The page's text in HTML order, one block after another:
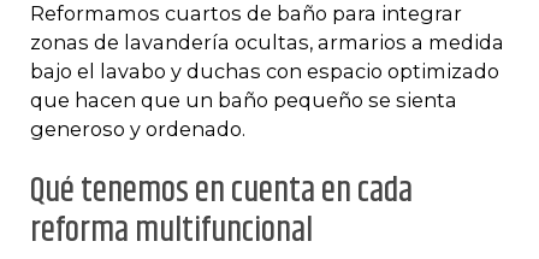
Reformamos cuartos de baño para integrar
zonas de lavandería ocultas, armarios a medida
bajo el lavabo y duchas con espacio optimizado
que hacen que un baño pequeño se sienta
generoso y ordenado.
Qué tenemos en cuenta en cada
reforma multifuncional